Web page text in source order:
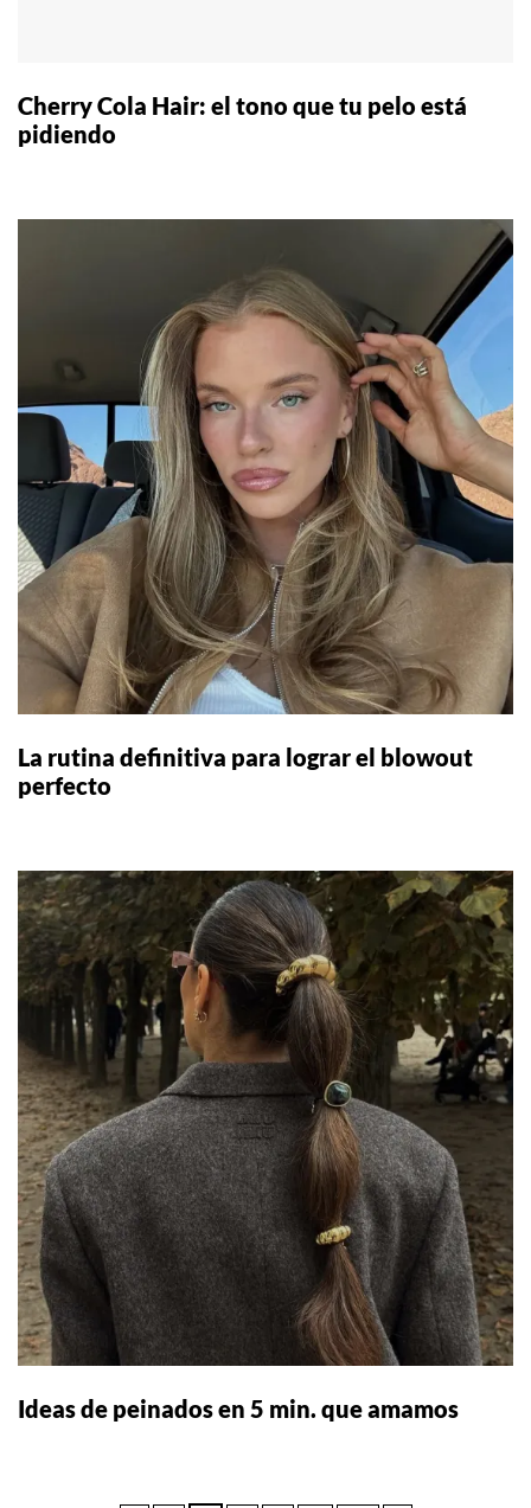
Cherry Cola Hair: el tono que tu pelo está
pidiendo
La rutina definitiva para lograr el blowout
perfecto
Ideas de peinados en 5 min. que amamos